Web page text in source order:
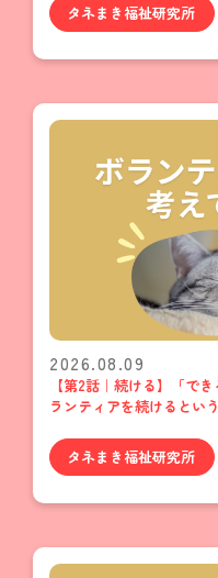
タネまき福祉研究所
2026.08.09
【第2話｜続ける】「で
ランティアを続けるとい
タネまき福祉研究所